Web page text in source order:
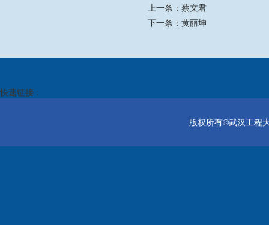
上一条： 蔡文君
下一条： 黄丽坤
快速链接：
版权所有©武汉工程